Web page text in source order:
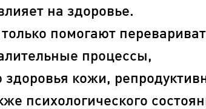
на здоровье.
помогают
процессы,
кожи,
психологического